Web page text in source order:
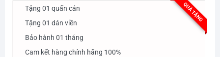
QUÀ TẶNG
Tặng 01 quấn cán
Tặng 01 dán viền
Bảo hành 01 tháng
Cam kết hàng chính hãng 100%